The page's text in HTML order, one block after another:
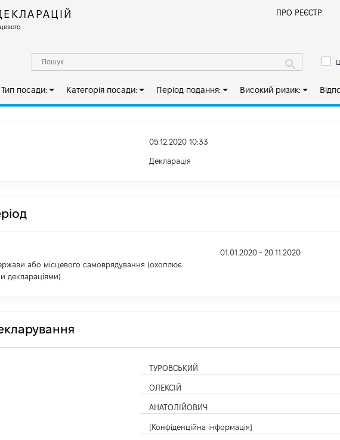
ПРО РЕЄСТР
Тип посади: Категорія посади: Період подання: Високий ризик:
05.12.2020 10:33
Декларація
або місцевого самоврядування (охоплює
деклараціями)
01.01.2020 - 20.11.2020
ТУРОВСЬКИЙ
ОЛЕКСІЙ
АНАТОЛІЙОВИЧ
[Конфіденційна інформація]